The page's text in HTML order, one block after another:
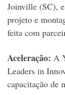
Joinville (SC),
projeto e
feita com
Aceleração: A
Leaders in
capacitação de